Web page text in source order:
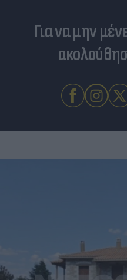
Για να μην